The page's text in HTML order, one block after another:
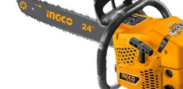
Electrodomésticos